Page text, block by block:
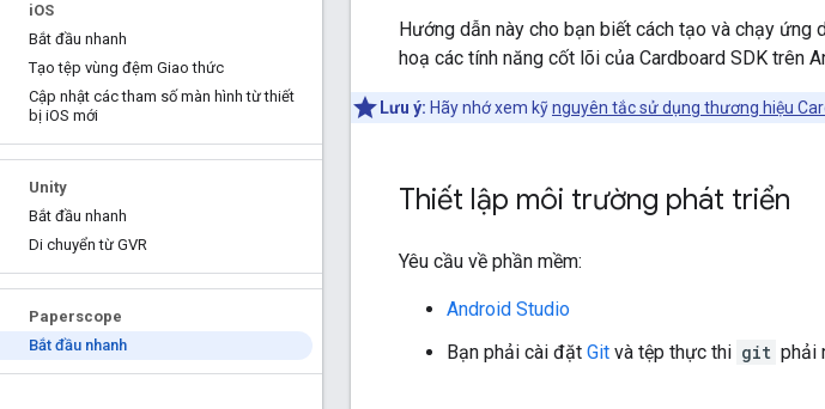
iOS
Bắt đầu nhanh
Tạo tệp vùng đệm Giao thức
Cập nhật các tham số màn hình từ thiết
bị iOS mới
Unity
Bắt đầu nhanh
Di chuyển từ GVR
Paperscope
Bắt đầu nhanh
Hướng dẫn này cho bạn biết cách tạo và chạy ứng
hoạ các tính năng cốt lõi của Cardboard SDK trên
Lưu ý: Hãy nhớ xem kỹnguyên tắc sử dụng thương hiệu
Thiết lập môi trường phát triển
Yêu cầu về phần mềm:
Android Studio
Bạn phải cài đặt Git và tệp thực thi git phải